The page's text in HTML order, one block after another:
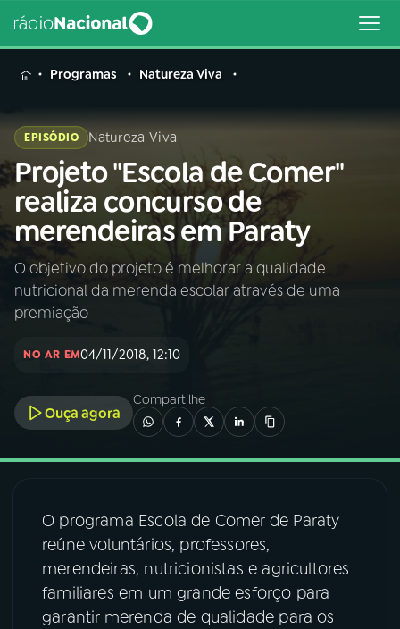
MENU
Buscar
na
Rádio
Nacional
Buscar
AO VIVO
01INÍCIO
PODCASTS
06VIDEOCASTS
Programas Natureza Viva
EPISÓDIO Natureza Viva
Projeto "Escola de Comer"
realiza concurso de
merendeiras em Paraty
O objetivo do projeto é melhorar a qualidade
nutricional da merenda escolar através de uma
premiação
NO AR EM04/11/2018, 12:10
Ouça agora
Compartilhe
O programa Escola de Comer de Paraty
reúne voluntários, professores,
merendeiras, nutricionistas e agricultores
familiares em um grande esforço para
garantir merenda de qualidade para os